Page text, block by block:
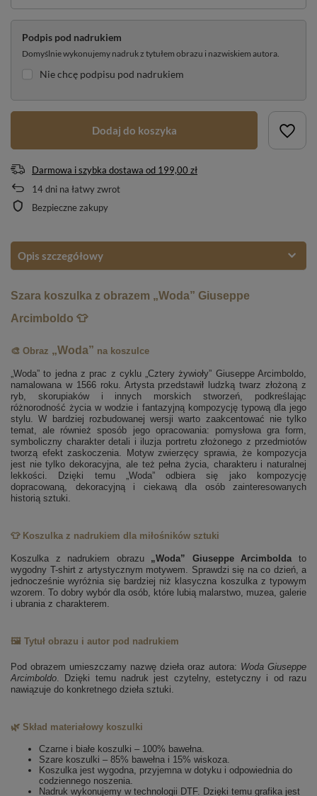
Podpis pod nadrukiem
Domyślnie wykonujemy nadruk z tytułem obrazu i nazwiskiem autora.
Nie chcę podpisu pod nadrukiem
Dodaj do koszyka
Darmowa i szybka dostawa od 199,00 zł
14dni na łatwy zwrot
Bezpieczne zakupy
Opis szczegółowy
Szara koszulka z obrazem „Woda” Giuseppe
Arcimboldo 👕
🎨 Obraz „Woda” na koszulce
„Woda” to jedna z prac z cyklu „Cztery żywioły” Giuseppe Arcimboldo,
namalowana w 1566 roku. Artysta przedstawił ludzką twarz złożoną z
ryb, skorupiaków i innych morskich stworzeń, podkreślając
różnorodność życia w wodzie i fantazyjną kompozycję typową dla jego
stylu. W bardziej rozbudowanej wersji warto zaakcentować nie tylko
temat, ale również sposób jego opracowania: pomysłowa gra form,
symboliczny charakter detali i iluzja portretu złożonego z przedmiotów
tworzą efekt zaskoczenia. Motyw zwierzęcy sprawia, że kompozycja
jest nie tylko dekoracyjna, ale też pełna życia, charakteru i naturalnej
lekkości. Dzięki temu „Woda” odbiera się jako kompozycję
dopracowaną, dekoracyjną i ciekawą dla osób zainteresowanych
historią sztuki.
👕 Koszulka z nadrukiem dla miłośników sztuki
Koszulka z nadrukiem obrazu „Woda” Giuseppe Arcimboldato
wygodny T-shirt z artystycznym motywem. Sprawdzi się na co dzień, a
jednocześnie wyróżnia się bardziej niż klasyczna koszulka z typowym
wzorem. To dobry wybór dla osób, które lubią malarstwo, muzea, galerie
i ubrania z charakterem.
🖼️ Tytuł obrazu i autor pod nadrukiem
Pod obrazem umieszczamy nazwę dzieła oraz autora: Woda Giuseppe
Arcimboldo. Dzięki temu nadruk jest czytelny, estetyczny i od razu
nawiązuje do konkretnego dzieła sztuki.
🌿 Skład materiałowy koszulki
Czarne i białe koszulki – 100% bawełna.
Szare koszulki – 85% bawełna i 15% wiskoza.
Koszulka jest wygodna, przyjemna w dotyku i odpowiednia do
codziennego noszenia.
Nadruk wykonujemy w technologii DTF. Dzięki temu grafika jest